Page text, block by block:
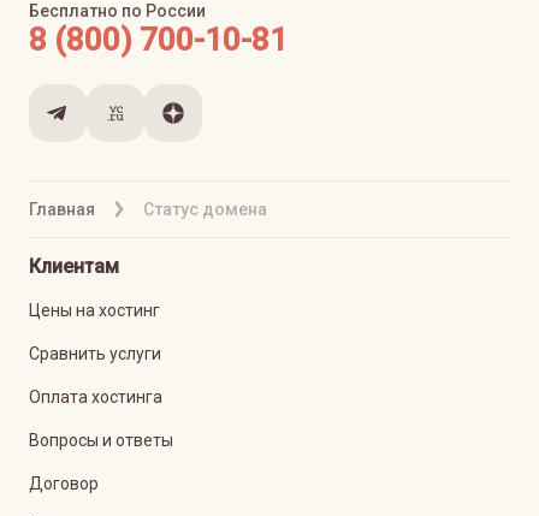
Главная Статус домена
Бесплатно по России
8 (800) 700-10-81
Клиентам
Цены на хостинг
Сравнить услуги
Оплата хостинга
Вопросы и ответы
Договор